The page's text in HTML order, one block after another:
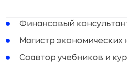
Финансовый
Магистр экономических
Соавтор учебников и